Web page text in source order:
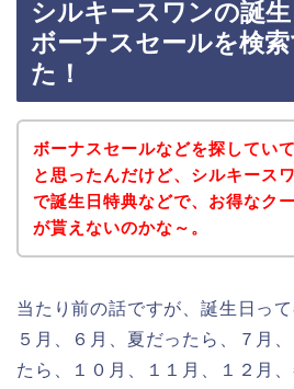
シルキースワンの誕
ボーナスセールを検
た！
ボーナスセールなどを探してい
と思ったんだけど、シルキース
で誕生日特典などで、お得なク
が貰えないのかな～。
当たり前の話ですが、誕生日っ
５月、６月、夏だったら、７月
たら、１０月、１１月、１２月